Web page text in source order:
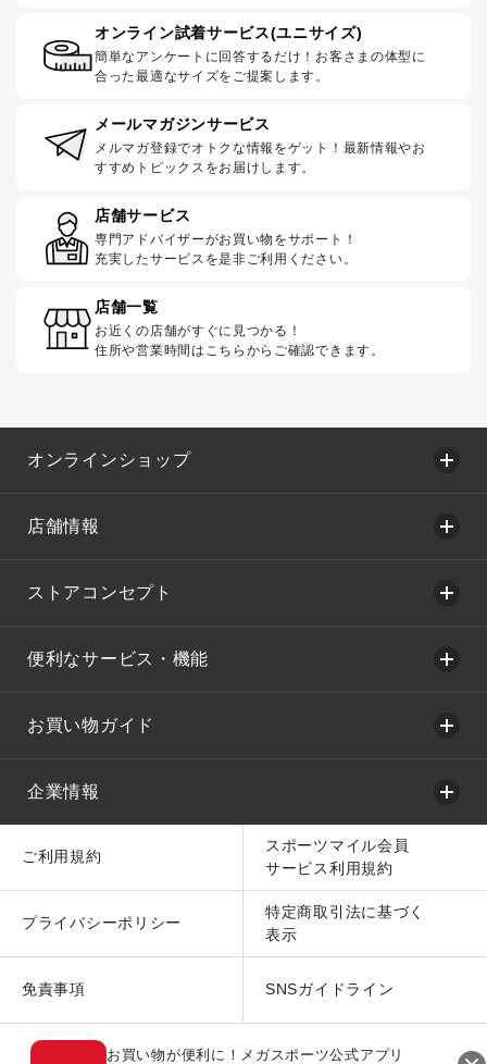
オンライン試着サービス(ユニサイズ)
簡単なアンケートに回答するだけ！お客さまの体型に
合った最適なサイズをご提案します。
メールマガジンサービス
メルマガ登録でオトクな情報をゲット！最新情報やお
すすめトピックスをお届けします。
店舗サービス
専門アドバイザーがお買い物をサポート！
充実したサービスを是非ご利用ください。
店舗一覧
お近くの店舗がすぐに見つかる！
住所や営業時間はこちらからご確認できます。
オンラインショップ
店舗情報
ストアコンセプト
便利なサービス・機能
お買い物ガイド
企業情報
ご利用規約
スポーツマイル会員
サービス利用規約
プライバシーポリシー
特定商取引法に基づく
表示
免責事項 SNSガイドライン
お買い物が便利に！メガスポーツ公式アプリ